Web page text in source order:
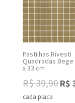
Pastilhas Rivesti
Quadradas Bege
x 33 cm
R$39,90R$
cada placa